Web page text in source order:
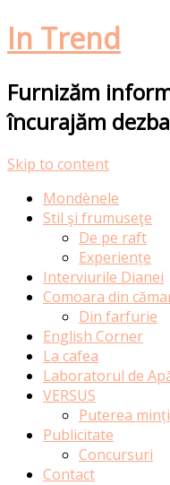
In Trend
Furnizăm
încurajăm
Skip to content
Mondènele
Stil şi frumuseţe
De pe raft
Experiențe
Interviurile Dianei
Comoara din
Din farfurie
English Corner
La cafea
Laboratorul de
VERSUS
Puterea
Publicitate
Concursuri
Contact